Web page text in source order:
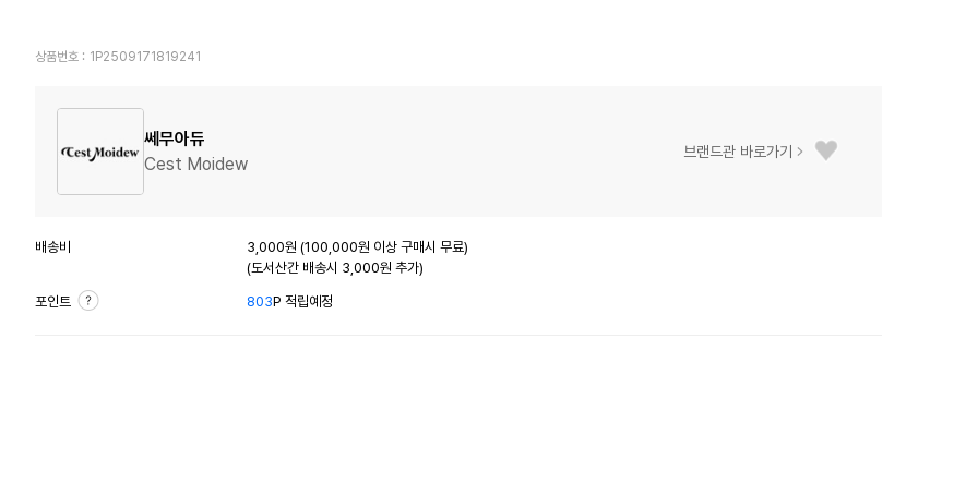
상품번호 : 1P2509171819241
쎄무아듀
Cest Moidew
브랜드관 바로가기
배송비
3,000원 (100,000원 이상 구매시 무료)
(도서산간 배송시 3,000원 추가)
포인트 803P 적립예정